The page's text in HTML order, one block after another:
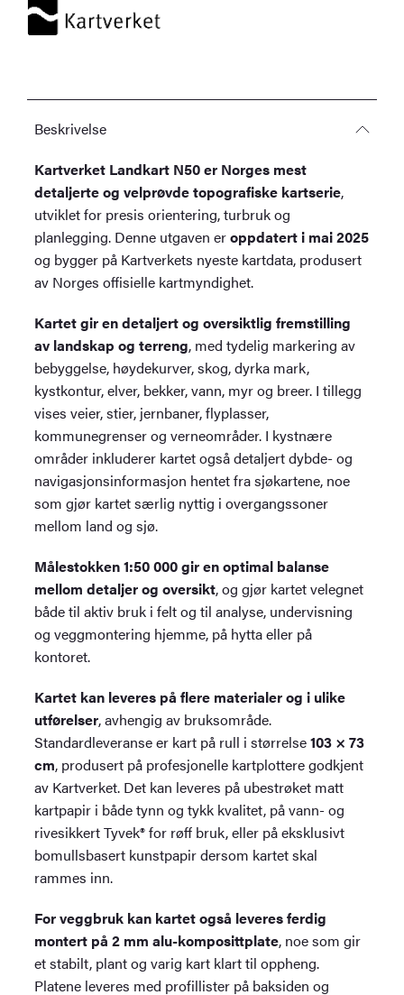
Beskrivelse
Kartverket Landkart N50 er Norges mest
detaljerte og velprøvde topografiske kartserie,
utviklet for presis orientering, turbruk og
planlegging. Denne utgaven eroppdatert i mai 2025
og bygger på Kartverkets nyeste kartdata, produsert
av Norges offisielle kartmyndighet.
Kartet gir en detaljert og oversiktlig fremstilling
av landskap og terreng, med tydelig markering av
bebyggelse, høydekurver, skog, dyrka mark,
kystkontur, elver, bekker, vann, myr og breer. I tillegg
vises veier, stier, jernbaner, flyplasser,
kommunegrenser og verneområder. I kystnære
områder inkluderer kartet også detaljert dybde- og
navigasjonsinformasjon hentet fra sjøkartene, noe
som gjør kartet særlig nyttig i overgangssoner
mellom land og sjø.
Målestokken 1:50 000 gir en optimal balanse
mellom detaljer og oversikt, og gjør kartet velegnet
både til aktiv bruk i felt og til analyse, undervisning
og veggmontering hjemme, på hytta eller på
kontoret.
Kartet kan leveres på flere materialer og i ulike
utførelser, avhengig av bruksområde.
Standardleveranse er kart på rull i størrelse103 × 73
cm, produsert på profesjonelle kartplottere godkjent
av Kartverket. Det kan leveres på ubestrøket matt
kartpapir i både tynn og tykk kvalitet, på vann- og
rivesikkert Tyvek® for røff bruk, eller på eksklusivt
bomullsbasert kunstpapir dersom kartet skal
rammes inn.
For veggbruk kan kartet også leveres ferdig
montert på 2 mm alu-komposittplate, noe som gir
et stabilt, plant og varig kart klart til oppheng.
Platene leveres med profillister på baksiden og